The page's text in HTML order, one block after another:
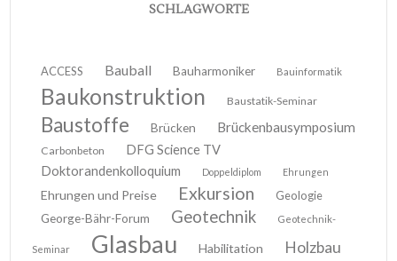
SCHLAGWORTE
ACCESS Bauball Bauharmoniker Bauinformatik
Baukonstruktion Baustatik-Seminar
Baustoffe Brücken Brückenbausymposium
Carbonbeton
DFG Science TV
Doktorandenkolloquium
Doppeldiplom Ehrungen
Ehrungen und Preise Exkursion
Geologie
George-Bähr-Forum
Geotechnik Geotechnik-
Seminar Glasbau Habilitation Holzbau